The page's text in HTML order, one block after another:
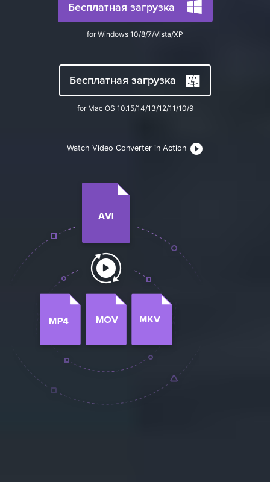
Бесплатная загрузка
for Windows 10/8/7/Vista/XP
Бесплатная загрузка
for Mac OS 10.15/14/13/12/11/10/9
Watch Video Converter in Action